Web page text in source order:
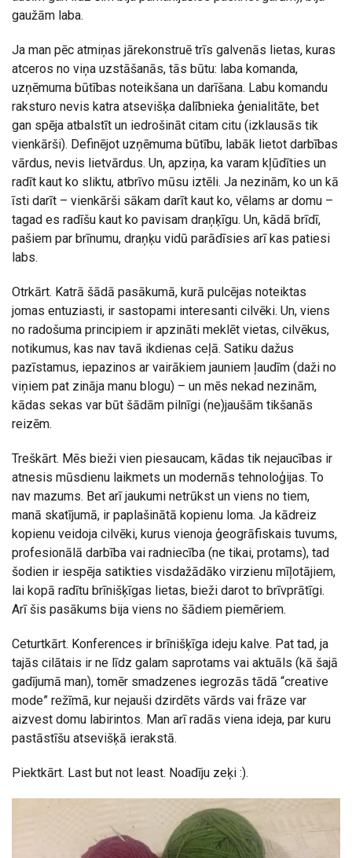
gaužām laba.
Ja man pēc atmiņas jārekonstruē trīs galvenās lietas, kuras
atceros no viņa uzstāšanās, tās būtu: laba komanda,
uzņēmuma būtības noteikšana un darīšana. Labu komandu
raksturo nevis katra atsevišķa dalībnieka ģenialitāte, bet
gan spēja atbalstīt un iedrošināt citam citu (izklausās tik
vienkārši). Definējot uzņēmuma būtību, labāk lietot darbības
vārdus, nevis lietvārdus. Un, apziņa, ka varam kļūdīties un
radīt kaut ko sliktu, atbrīvo mūsu iztēli. Ja nezinām, ko un kā
īsti darīt – vienkārši sākam darīt kaut ko, vēlams ar domu –
tagad es radīšu kaut ko pavisam draņķīgu. Un, kādā brīdī,
pašiem par brīnumu, draņķu vidū parādīsies arī kas patiesi
labs.
Otrkārt. Katrā šādā pasākumā, kurā pulcējas noteiktas
jomas entuziasti, ir sastopami interesanti cilvēki. Un, viens
no radošuma principiem ir apzināti meklēt vietas, cilvēkus,
notikumus, kas nav tavā ikdienas ceļā. Satiku dažus
pazīstamus, iepazinos ar vairākiem jauniem ļaudīm (daži no
viņiem pat zināja manu blogu) – un mēs nekad nezinām,
kādas sekas var būt šādām pilnīgi (ne)jaušām tikšanās
reizēm.
Treškārt. Mēs bieži vien piesaucam, kādas tik nejaucības ir
atnesis mūsdienu laikmets un modernās tehnoloģijas. To
nav mazums. Bet arī jaukumi netrūkst un viens no tiem,
manā skatījumā, ir paplašinātā kopienu loma. Ja kādreiz
kopienu veidoja cilvēki, kurus vienoja ģeogrāfiskais tuvums,
profesionālā darbība vai radniecība (ne tikai, protams), tad
šodien ir iespēja satikties visdažādāko virzienu mīļotājiem,
lai kopā radītu brīnišķīgas lietas, bieži darot to brīvprātīgi.
Arī šis pasākums bija viens no šādiem piemēriem.
Ceturtkārt. Konferences ir brīnišķīga ideju kalve. Pat tad, ja
tajās cilātais ir ne līdz galam saprotams vai aktuāls (kā šajā
gadījumā man), tomēr smadzenes iegrozās tādā “creative
mode” režīmā, kur nejauši dzirdēts vārds vai frāze var
aizvest domu labirintos. Man arī radās viena ideja, par kuru
pastāstīšu atsevišķā ierakstā.
Piektkārt. Last but not least. Noadīju zeķi :).